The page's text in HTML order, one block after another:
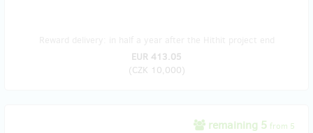
EUR 413.05
(CZK 10,000)
remaining 5 from 5